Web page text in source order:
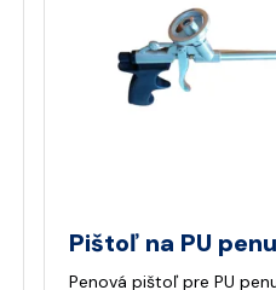
Pištoľ na PU
Penová pištoľ pre PU